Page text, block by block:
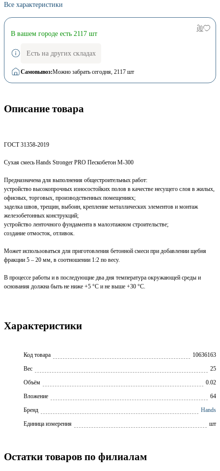
Все характеристики
В вашем городе есть 2117 шт
Есть на других складах
Самовывоз:Можно забрать сегодня, 2117 шт
Описание товара
ГОСТ 31358-2019
Сухая смесь Hands Stronger PRO Пескобетон М-300
Предназначена для выполнения общестроительных работ:
устройство высокопрочных износостойких полов в качестве несущего слоя в жилых,
офисных, торговых, производственных помещениях;
заделка швов, трещин, выбоин, крепление металлических элементов и монтаж
железобетонных конструкций;
устройство ленточного фундамента в малоэтажном строительстве;
создание отмосток, отливок.
Может использоваться для приготовления бетонной смеси при добавлении щебня
фракции 5 – 20 мм, в соотношении 1:2 по весу.
В процессе работы и в последующие два дня температура окружающей среды и
основания должна быть не ниже +5 °С и не выше +30 °С.
Характеристики
Код товара
10636163
Вес
25
Объём
0.02
Вложение
64
Бренд
Hands
Единица измерения
шт
Остатки товаров по филиалам